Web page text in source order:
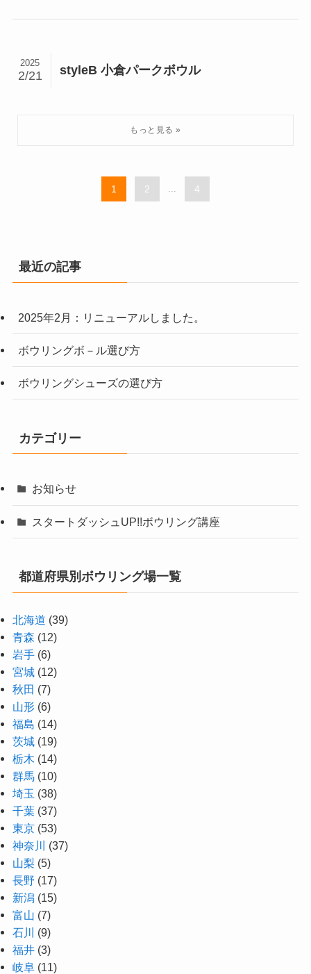
styleB 小倉パークボウル
2025
2/21
1 2 ... 4
最近の記事
2025年2月：リニューアルしました。
ボウリングボ－ル選び方
ボウリングシューズの選び方
カテゴリー
お知らせ
スタートダッシュUP!!ボウリング講座
都道府県別ボウリング場一覧
北海道 (39)
青森 (12)
岩手(6)
宮城(12)
秋田 (7)
山形(6)
福島 (14)
茨城(19)
栃木 (14)
群馬(10)
埼玉 (38)
千葉(37)
東京(53)
神奈川
(37)
山梨 (5)
長野 (17)
新潟(15)
富山 (7)
石川
(9)
福井(3)
岐阜(11)